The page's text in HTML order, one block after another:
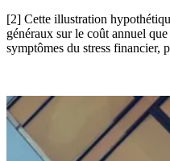
[2] Cette illustration
généraux sur le coût annuel
symptômes du stress financier,